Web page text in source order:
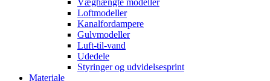
Væghængte modeller
Loftmodeller
Kanalfordampere
Gulvmodeller
Luft-til-vand
Udedele
Styringer og udvidelsesprint
Materiale